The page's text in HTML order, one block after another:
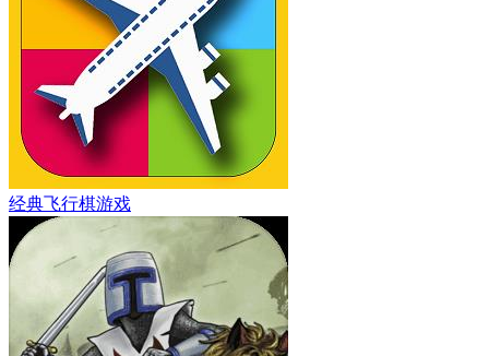
经典飞行棋游戏